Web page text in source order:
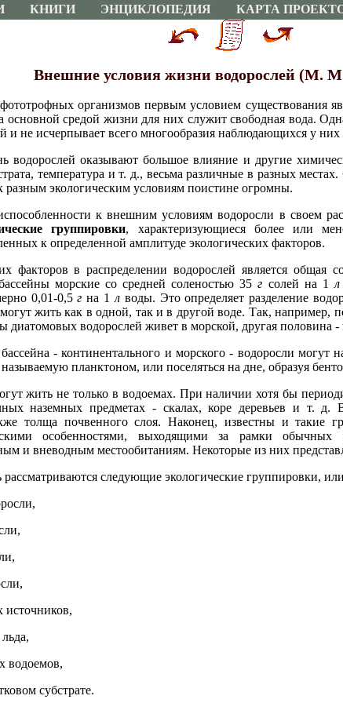
КНИГИ ЭНЦИКЛОПЕДИЯ КАРТА
Внешние условия жизни водорослей (М.
организмов первым условием существования
средой жизни для них служит свободная вода.
и не исчерпывает всего многообразия наблюдающихся у
водорослей оказывают большое влияние и другие
температура и т. д., весьма различные в разных
разным экологическим условиям поистине огромны.
к внешним условиям водоросли в своем
группировки, характеризующиеся более или
к определенной амплитуде экологических факторов.
факторов в распределении водорослей является общая
морские со средней соленостью 35г солей на 1 л
0,01-0,5г на 1 лводы. Это определяет разделение
жить как в одной, так и в другой воде. Так, например,
диатомовых водорослей живет в морской, другая половина -
- континентального и морского - водоросли могут
планктоном, или поселяться на дне, образуя
жить не только в водоемах. При наличии хотя бы
наземных предметах - скалах, коре деревьев и т. д.
толща почвенного слоя. Наконец, известны и такие
особенностями, выходящими за рамки обычных
и вневодным местообитаниям. Некоторые из них
рассматриваются следующие экологические группировки, или
источников,
водоемов,
субстрате.